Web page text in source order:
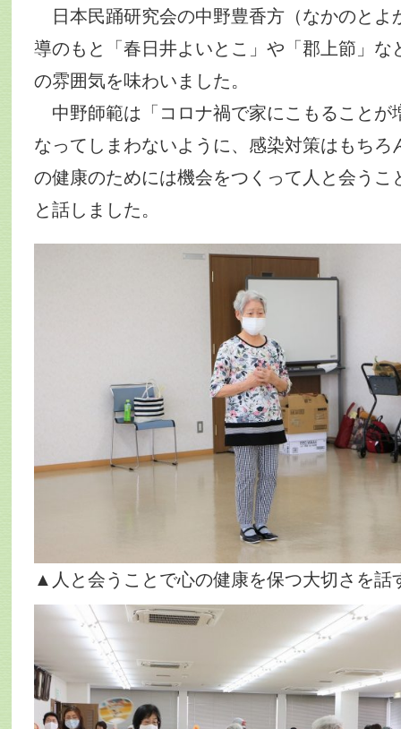
日本民踊研究会の中野豊香方（なかのとよ
導のもと「春日井よいとこ」や「郡上節」な
の雰囲気を味わいました。
中野師範は「コロナ禍で家にこもることが
なってしまわないように、感染対策はもちろ
の健康のためには機会をつくって人と会うこ
と話しました。
▲人と会うことで心の健康を保つ大切さを話